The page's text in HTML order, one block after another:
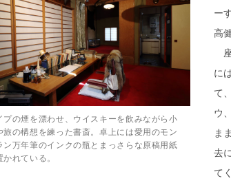
プの煙を漂わせ、ウイスキーを飲みながら小
旅の構想を練った書斎。卓上には愛用のモン
ン万年筆のインクの瓶とまっさらな原稿用紙
かれている。
ー
高
座
に
て
ウ
ま
去
て